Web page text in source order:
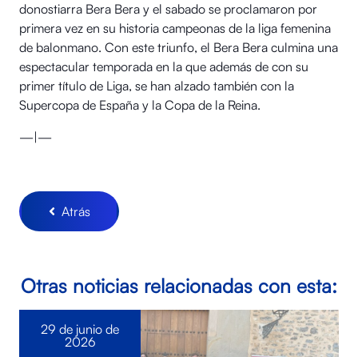
donostiarra Bera Bera y el sabado se proclamaron por
primera vez en su historia campeonas de la liga femenina
de balonmano. Con este triunfo, el Bera Bera culmina una
espectacular temporada en la que además de con su
primer título de Liga, se han alzado también con la
Supercopa de España y la Copa de la Reina.
—|—
Atrás
Otras noticias relacionadas con esta:
29 de junio de
2026